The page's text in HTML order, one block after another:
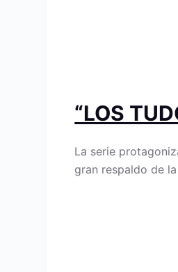
“LOS
La serie
gran respaldo de